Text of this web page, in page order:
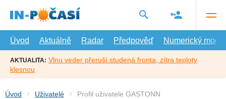
hlavní
Úvod
Aktuálně Radar Předpověď Numerický model
AKTUALITA: Vlnu veder přeruší studená fronta, zítra teploty
klesnou
Úvod Uživatelé Profil uživatele GASTONN